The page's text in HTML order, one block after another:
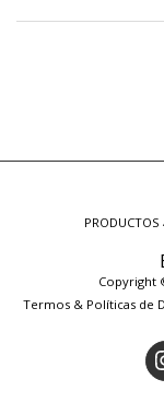
Copyright
Termos & Políticas de
PRODUCTOS